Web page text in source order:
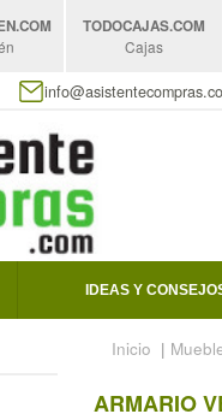
.COM
TODOCAJAS.COM
Cajas
IDEAS Y
Inicio |
ARMARIO